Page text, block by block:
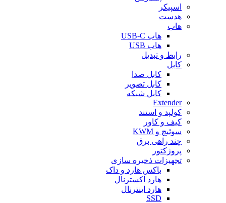
اسپیکر
هدست
هاب
هاب USB-C
هاب USB
رابط و تبدیل
کابل
کابل صدا
کابل تصویر
کابل شبکه
Extender
کولپد و استند
کیف و کاور
سوئیچ و KWM
چند راهی برق
پروژکتور
تجهیزات ذخیره سازی
باکس هارد و داک
هارد اکسترنال
هارد اینترنال
SSD